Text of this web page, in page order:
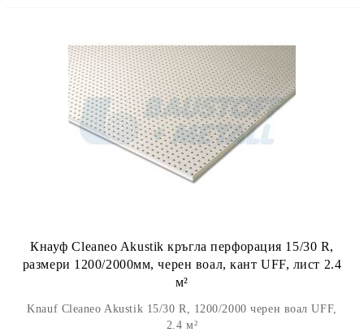
Кнауф Cleaneo Akustik кръгла перфорация 15/30 R,
размери 1200/2000мм, черен воал, кант UFF, лист 2.4
м²
Knauf Cleaneo Akustik 15/30 R, 1200/2000 черен воал UFF,
2.4 м²